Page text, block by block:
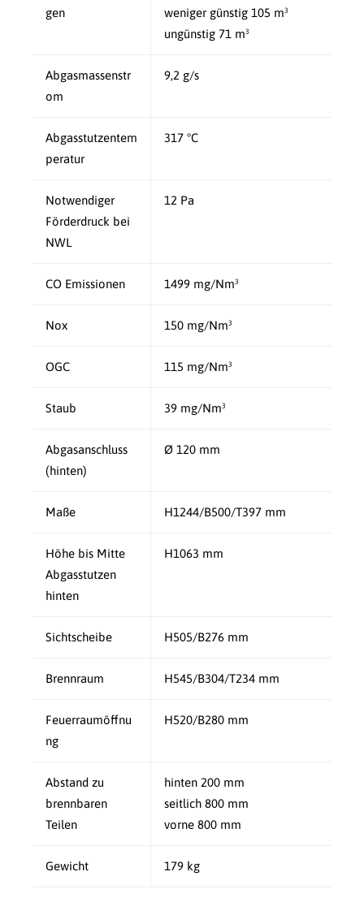
gen
weniger günstig 105 m³
ungünstig 71 m³
Abgasmassenstr
om
9,2 g/s
Abgasstutzentem
peratur
317 °C
Notwendiger
Förderdruck bei
NWL
12 Pa
CO Emissionen 1499 mg/Nm³
Nox 150 mg/Nm³
OGC 115 mg/Nm³
Staub 39 mg/Nm³
Abgasanschluss
(hinten)
Ø 120 mm
Maße H1244/B500/T397 mm
Höhe bis Mitte
Abgasstutzen
hinten
H1063 mm
Sichtscheibe H505/B276 mm
Brennraum H545/B304/T234 mm
Feuerraumöffnu
ng
H520/B280 mm
Abstand zu
brennbaren
Teilen
hinten 200 mm
seitlich 800 mm
vorne 800 mm
Gewicht 179 kg